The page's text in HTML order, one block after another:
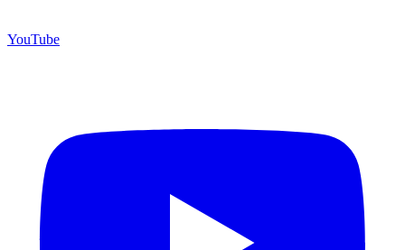
YouTube